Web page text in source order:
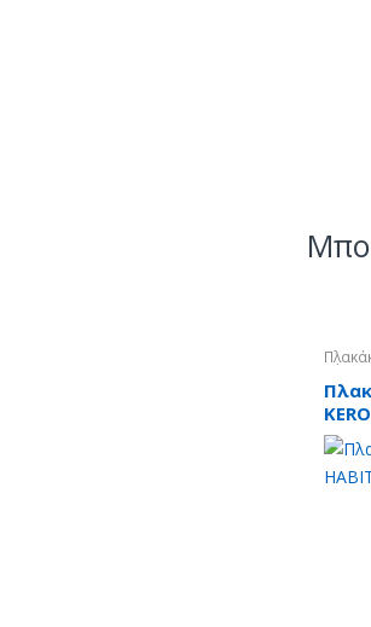
19X56